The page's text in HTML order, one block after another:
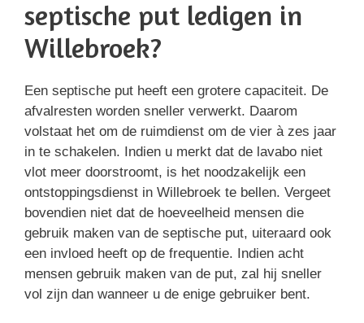
septische put ledigen in
Willebroek?
Een septische put heeft een grotere capaciteit. De
afvalresten worden sneller verwerkt. Daarom
volstaat het om de ruimdienst om de vier à zes jaar
in te schakelen. Indien u merkt dat de lavabo niet
vlot meer doorstroomt, is het noodzakelijk een
ontstoppingsdienst in Willebroek te bellen. Vergeet
bovendien niet dat de hoeveelheid mensen die
gebruik maken van de septische put, uiteraard ook
een invloed heeft op de frequentie. Indien acht
mensen gebruik maken van de put, zal hij sneller
vol zijn dan wanneer u de enige gebruiker bent.